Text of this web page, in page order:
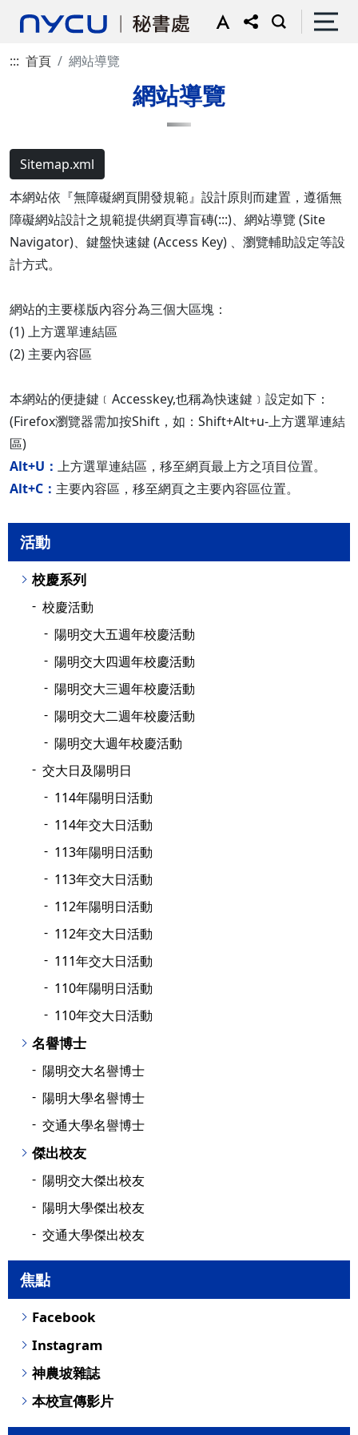
::: 首頁 網站導覽
網站導覽
Sitemap.xml
本網站依『無障礙網頁開發規範』設計原則而建置，遵循無
障礙網站設計之規範提供網頁導盲磚(:::)、網站導覽 (Site
Navigator)、鍵盤快速鍵 (Access Key) 、瀏覽輔助設定等設
計方式。
網站的主要樣版內容分為三個大區塊：
(1) 上方選單連結區
(2) 主要內容區
本網站的便捷鍵﹝Accesskey,也稱為快速鍵﹞設定如下：
(Firefox瀏覽器需加按Shift，如：Shift+Alt+u-上方選單連結
區)
Alt+U： 上方選單連結區，移至網頁最上方之項目位置。
Alt+C： 主要內容區，移至網頁之主要內容區位置。
活動
校慶系列
校慶活動
陽明交大五週年校慶活動
陽明交大四週年校慶活動
陽明交大三週年校慶活動
陽明交大二週年校慶活動
陽明交大週年校慶活動
交大日及陽明日
114年陽明日活動
114年交大日活動
113年陽明日活動
113年交大日活動
112年陽明日活動
112年交大日活動
111年交大日活動
110年陽明日活動
110年交大日活動
名譽博士
陽明交大名譽博士
陽明大學名譽博士
交通大學名譽博士
傑出校友
陽明交大傑出校友
陽明大學傑出校友
交通大學傑出校友
焦點
Facebook
Instagram
神農坡雜誌
本校宣傳影片